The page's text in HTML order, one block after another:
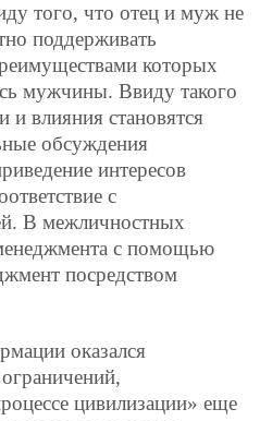
того, что отец и муж не
поддерживать
которых
мужчины. Ввиду такого
и влияния становятся
обсуждения
интересов
с
В межличностных
с помощью
посредством
оказался
цивилизации» еще